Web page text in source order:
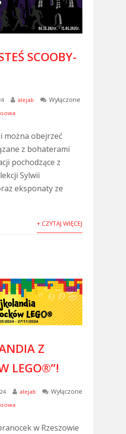
SCOOBY-
alejab Wyłączone
można obejrzeć
z bohaterami
pochodzące z
Sylwii
eksponaty ze
+ CZYTAJ WIĘCEJ
Z
LEGO®”!
alejab Wyłączone
w Rzeszowie